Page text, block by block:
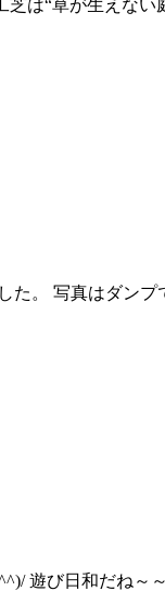
は“草が生えな
。 写真はダン
遊び日和だね